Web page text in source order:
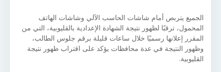
الجميع يتربص أمام شاشات الحاسب الآلي وشاشات الهاتف
المحمول، ترقبًا لظهور نتيجة الشهادة الإعدادية بالقليوبية، التي من
المقرر إعلانها رسميًا خلال ساعات قليلة برقم جلوس الطالب،
وظهور النتيجة في عدة محافظات يؤكد على اقتراب ظهور نتيجة
القليوبية.